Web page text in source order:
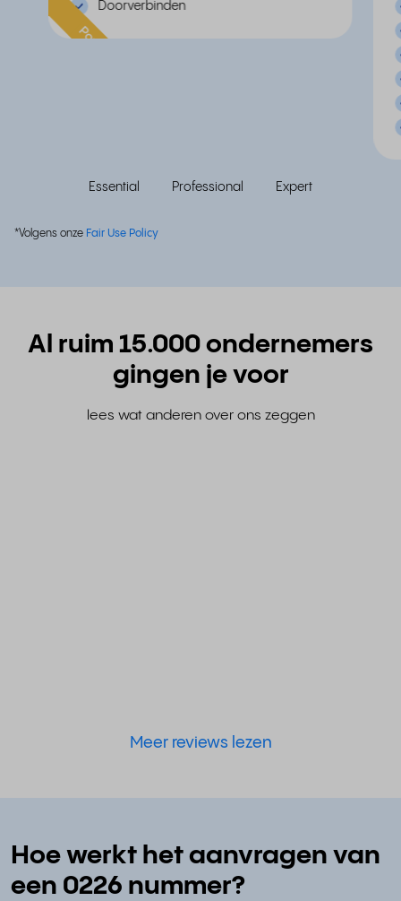
Doorverbinden
Populair
Essential Professional Expert
*Volgens onze Fair Use Policy
Al ruim 15.000 ondernemers
gingen je voor
lees wat anderen over ons zeggen
Meer reviews lezen
Hoe werkt het aanvragen van
een 0226 nummer?